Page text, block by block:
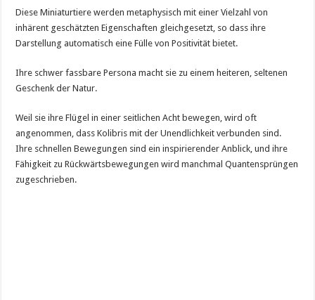
Diese Miniaturtiere werden metaphysisch mit einer Vielzahl von
inhärent geschätzten Eigenschaften gleichgesetzt, so dass ihre
Darstellung automatisch eine Fülle von Positivität bietet.
Ihre schwer fassbare Persona macht sie zu einem heiteren, seltenen
Geschenk der Natur.
Weil sie ihre Flügel in einer seitlichen Acht bewegen, wird oft
angenommen, dass Kolibris mit der Unendlichkeit verbunden sind.
Ihre schnellen Bewegungen sind ein inspirierender Anblick, und ihre
Fähigkeit zu Rückwärtsbewegungen wird manchmal Quantensprüngen
zugeschrieben.